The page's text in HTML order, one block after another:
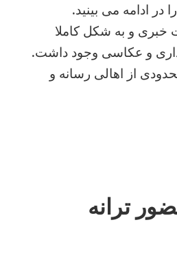
ادامه می بینید.
خبری و به شکل کاملا
و عکاسی وجود داشت.
از اهالی رسانه و
ترانه